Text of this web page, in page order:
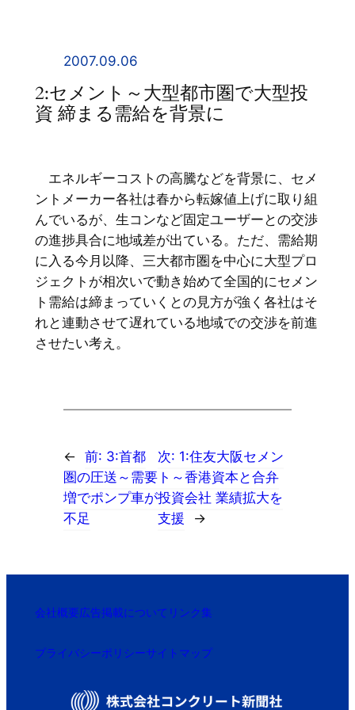
2007.09.06
2:セメント～大型都市圏で大型投
資 締まる需給を背景に
エネルギーコストの高騰などを背景に、セメ
ントメーカー各社は春から転嫁値上げに取り組
んでいるが、生コンなど固定ユーザーとの交渉
の進捗具合に地域差が出ている。ただ、需給期
に入る今月以降、三大都市圏を中心に大型プロ
ジェクトが相次いで動き始めて全国的にセメン
ト需給は締まっていくとの見方が強く各社はそ
れと連動させて遅れている地域での交渉を前進
させたい考え。
← 前: 3:首都
圏の圧送～需要
増でポンプ車が
不足
次: 1:住友大阪セメン
ト～香港資本と合弁
投資会社 業績拡大を
支援
→
会社概要広告掲載について リンク集
プライバシーポリシーサイトマップ